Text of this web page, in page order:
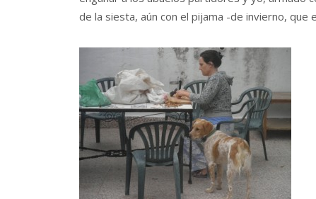
de la siesta, aún con el pijama -de invierno,